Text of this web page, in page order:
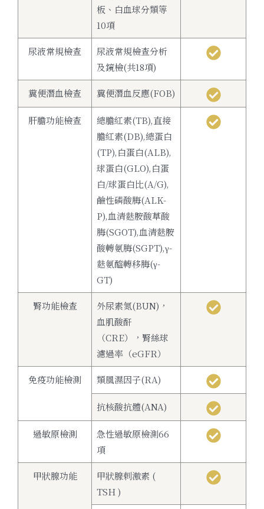
板、白血球分類等
10項
尿液常規檢查
尿液常規檢查分析
及鏡檢(共18項)
糞便潛血檢查 糞便潛血反應(FOB)
肝膽功能檢查
總膽紅素(TB),直接
膽紅素(DB),總蛋白
(TP),白蛋白(ALB),
球蛋白(GLO),白蛋
白/球蛋白比(A/G),
鹼性磷酸脢(ALK-
P),血清麩胺酸草酸
脢(SGOT),血清麩胺
酸轉氨脢(SGPT),γ-
麩氨醯轉移脢(γ-
GT)
腎功能檢查
外尿素氮(BUN)，
血肌酸酐
（CRE），腎絲球
濾過率（eGFR）
免疫功能檢測 類風濕因子(RA)
抗核酸抗體(ANA)
過敏原檢測
急性過敏原檢測66
項
甲狀腺功能
甲狀腺刺激素 (
TSH )